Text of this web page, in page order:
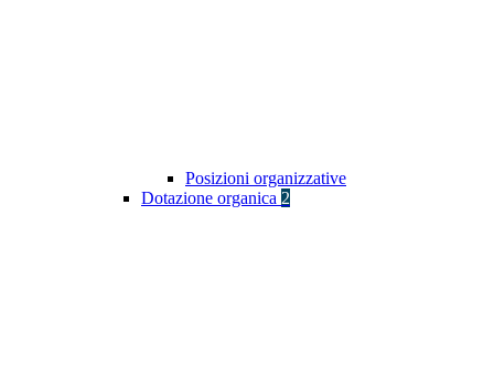
Posizioni organizzative
Dotazione organica 2